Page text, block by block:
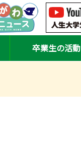
卒業生の活動